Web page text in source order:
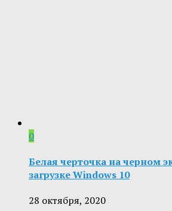
0
Белая черточка на черном
загрузке Windows 10
28 октября, 2020